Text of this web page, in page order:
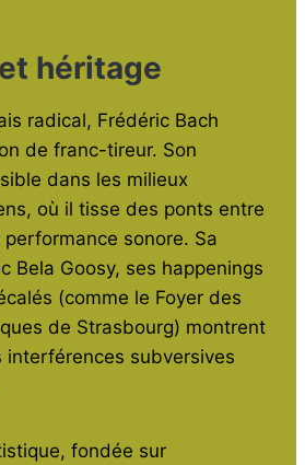
héritage
radical, Frédéric Bach
de franc-tireur. Son
dans les milieux
où il tisse des ponts entre
sonore. Sa
Bela Goosy, ses happenings
(comme le Foyer des
de Strasbourg) montrent
interférences subversives
fondée sur